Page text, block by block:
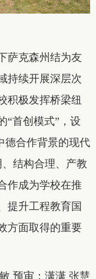
萨克森州结为友
持续开展深层次
积极发挥桥梁纽
“首创模式”，设
德合作背景的现代
结构合理、产教
作成为学校在推
提升工程教育国
方面取得的重要
预审：潇潇 张慧